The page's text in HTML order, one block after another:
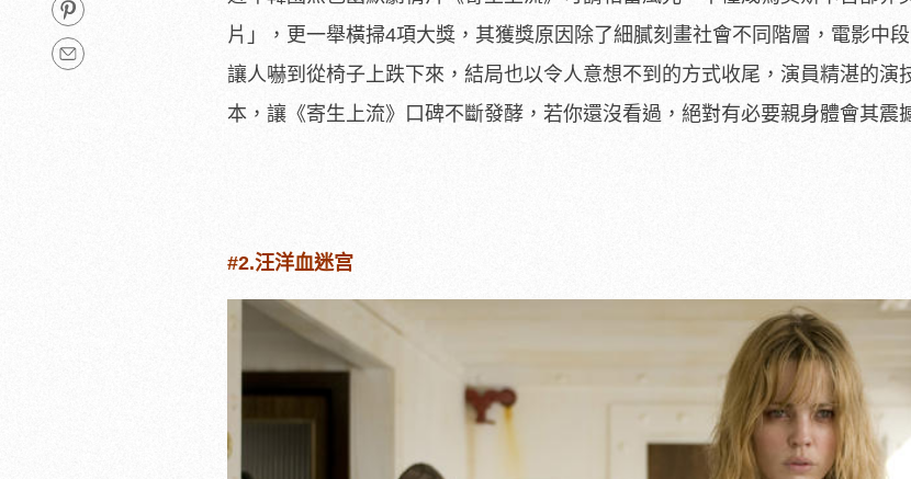
片」，更一舉橫掃4項大獎，其獲獎原因除了細膩刻畫社會不同階層，電影中
讓人嚇到從椅子上跌下來，結局也以令人意想不到的方式收尾，演員精湛的演
本，讓《寄生上流》口碑不斷發酵，若你還沒看過，絕對有必要親身體會其震
#2.汪洋血迷宫